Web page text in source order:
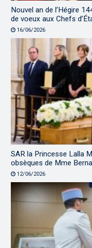
Nouvel an de l’Hégire
de voeux aux Chefs
16/06/2026
SAR la Princesse Lalla
obsèques de Mme
12/06/2026